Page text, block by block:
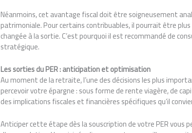
Néanmoins, cet avantage fiscal doit être soigneusement
patrimoniale. Pour certains contribuables, il pourrait être
changée à la sortie. C’est pourquoi il est recommandé de
stratégique.
Les sorties du PER : anticipation et optimisation
Au moment de la retraite, l’une des décisions les plus
percevoir votre épargne : sous forme de rente viagère, de
des implications fiscales et financières spécifiques qu’il
Anticiper cette étape dès la souscription de votre PER vous